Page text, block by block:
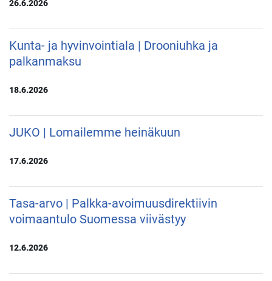
26.6.2026
Kunta- ja hyvinvointiala | Drooniuhka ja
palkanmaksu
18.6.2026
JUKO | Lomailemme heinäkuun
17.6.2026
Tasa-arvo | Palkka-avoimuusdirektiivin
voimaantulo Suomessa viivästyy
12.6.2026